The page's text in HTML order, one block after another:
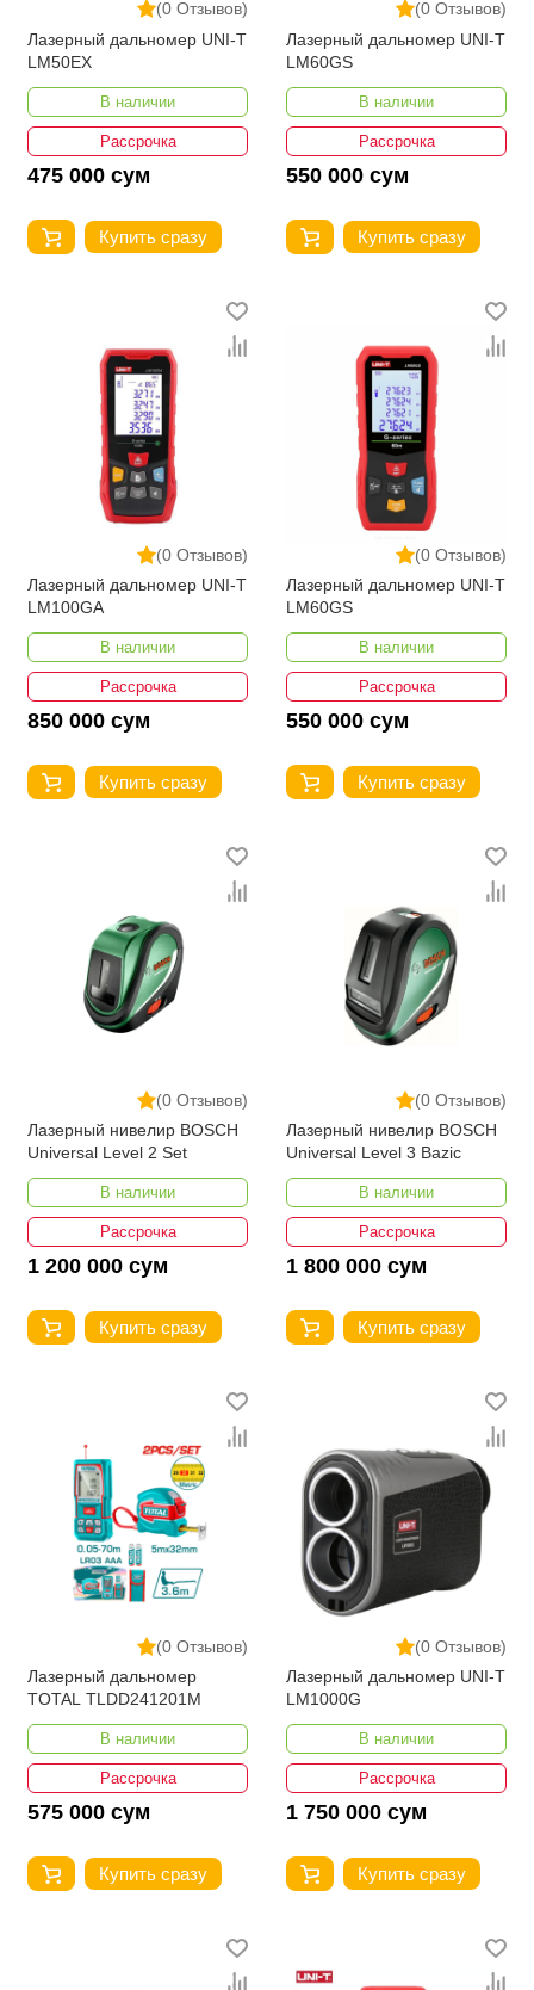
(0 Отзывов)
Лазерный дальномер UNI-T
LM50EX
В наличии
Рассрочка
475 000 сум
Купить сразу
(0 Отзывов)
Лазерный дальномер UNI-T
LM60GS
В наличии
Рассрочка
550 000 сум
Купить сразу
(0 Отзывов)
Лазерный дальномер UNI-T
LM100GA
В наличии
Рассрочка
850 000 сум
Купить сразу
(0 Отзывов)
Лазерный дальномер UNI-T
LM60GS
В наличии
Рассрочка
550 000 сум
Купить сразу
(0 Отзывов)
Лазерный нивелир BOSCH
Universal Level 2 Set
В наличии
Рассрочка
1 200 000 сум
Купить сразу
(0 Отзывов)
Лазерный нивелир BOSCH
Universal Level 3 Bazic
В наличии
Рассрочка
1 800 000 сум
Купить сразу
(0 Отзывов)
Лазерный дальномер
TOTAL TLDD241201M
В наличии
Рассрочка
575 000 сум
Купить сразу
(0 Отзывов)
Лазерный дальномер UNI-T
LM1000G
В наличии
Рассрочка
1 750 000 сум
Купить сразу